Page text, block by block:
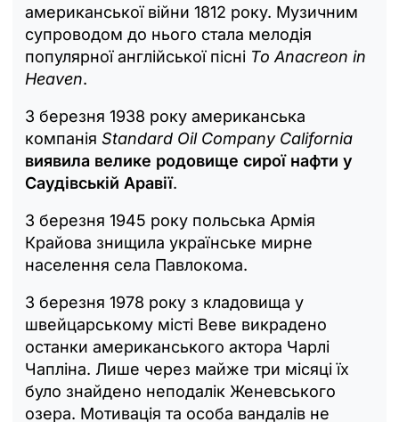
американської війни 1812 року. Музичним
супроводом до нього стала мелодія
популярної англійської пісні To Anacreon in
Heaven.
3 березня 1938 року американська
компанія Standard Oil Company California
виявила велике родовище сирої нафти у
Саудівській Аравії.
3 березня 1945 року польська Армія
Крайова знищила українське мирне
населення села Павлокома.
3 березня 1978 року з кладовища у
швейцарському місті Веве викрадено
останки американського актора Чарлі
Чапліна. Лише через майже три місяці їх
було знайдено неподалік Женевського
озера. Мотивація та особа вандалів не